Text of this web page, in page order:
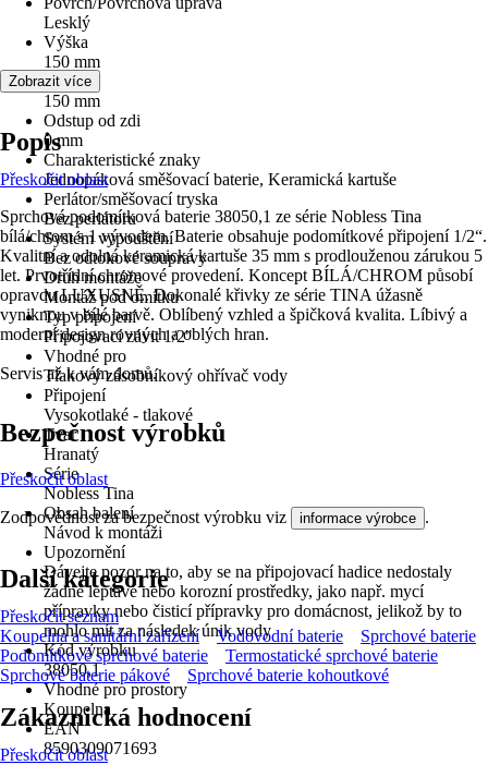
Lesklý
Výška
150 mm
Šířka
150 mm
Odstup od zdi
0 mm
Charakteristické znaky
Jednopáková směšovací baterie, Keramická kartuše
Perlátor/směšovací tryska
Bez perlátoru
Systém vypouštění
Bez odtokové soupravy
Druh montáže
Montáž pod omítku
Typ připojení
Připojovací závit 1/2"
Vhodné pro
Tlakový zásobníkový ohřívač vody
Připojení
Vysokotlaké - tlakové
Tvar
Hranatý
Série
Nobless Tina
Obsah balení
Návod k montáži
Upozornění
Dávejte pozor na to, aby se na připojovací hadice nedostaly
žádné leptavé nebo korozní prostředky, jako např. mycí
přípravky nebo čisticí přípravky pro domácnost, jelikož by to
mohlo mít za následek únik vody
Kód výrobku
38050,1
Vhodné pro prostory
Koupelna
EAN
8590309071693
Zobrazit více
Popis
Přeskočit oblast
Sprchová podomítková baterie 38050,1 ze série Nobless Tina
bílá/chrom s 1 vývodem. Baterie obsahuje podomítkové připojení 1/2“.
Kvalitní a odolná keramická kartuše 35 mm s prodlouženou zárukou 5
let. Prvotřídní chromové provedení. Koncept BÍLÁ/CHROM působí
opravdu LUXUSNĚ. Dokonalé křivky ze série TINA úžasně
vyniknou v bílé barvě. Oblíbený vzhled a špičková kvalita. Líbivý a
moderní design rovných a oblých hran.
Servis až k vám domů.
Bezpečnost výrobků
Přeskočit oblast
Zodpovědnost za bezpečnost výrobku viz informace výrobce .
Další kategorie
Přeskočit seznam
Koupelna a sanitární zařízení
Vodovodní baterie
Sprchové baterie
Podomítkové sprchové baterie
Termostatické sprchové baterie
Sprchové baterie pákové
Sprchové baterie kohoutkové
Zákaznická hodnocení
Přeskočit oblast